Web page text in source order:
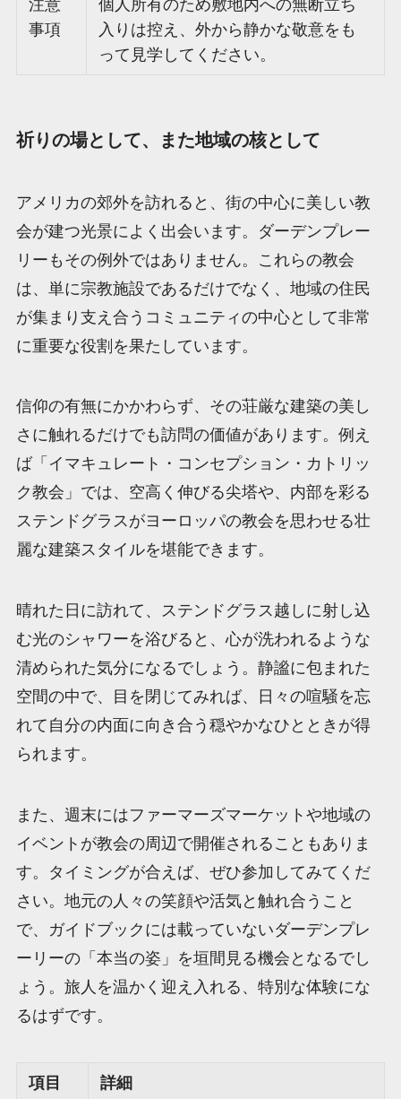
注意
事項
個人所有のため敷地内への無断立ち
入りは控え、外から静かな敬意をも
って見学してください。
祈りの場として、また地域の核として
アメリカの郊外を訪れると、街の中心に美しい教
会が建つ光景によく出会います。ダーデンプレー
リーもその例外ではありません。これらの教会
は、単に宗教施設であるだけでなく、地域の住民
が集まり支え合うコミュニティの中心として非常
に重要な役割を果たしています。
信仰の有無にかかわらず、その荘厳な建築の美し
さに触れるだけでも訪問の価値があります。例え
ば「イマキュレート・コンセプション・カトリッ
ク教会」では、空高く伸びる尖塔や、内部を彩る
ステンドグラスがヨーロッパの教会を思わせる壮
麗な建築スタイルを堪能できます。
晴れた日に訪れて、ステンドグラス越しに射し込
む光のシャワーを浴びると、心が洗われるような
清められた気分になるでしょう。静謐に包まれた
空間の中で、目を閉じてみれば、日々の喧騒を忘
れて自分の内面に向き合う穏やかなひとときが得
られます。
また、週末にはファーマーズマーケットや地域の
イベントが教会の周辺で開催されることもありま
す。タイミングが合えば、ぜひ参加してみてくだ
さい。地元の人々の笑顔や活気と触れ合うこと
で、ガイドブックには載っていないダーデンプレ
ーリーの「本当の姿」を垣間見る機会となるでし
ょう。旅人を温かく迎え入れる、特別な体験にな
るはずです。
項目 詳細